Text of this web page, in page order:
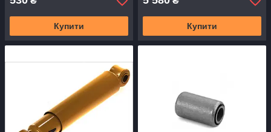
Купити Купити